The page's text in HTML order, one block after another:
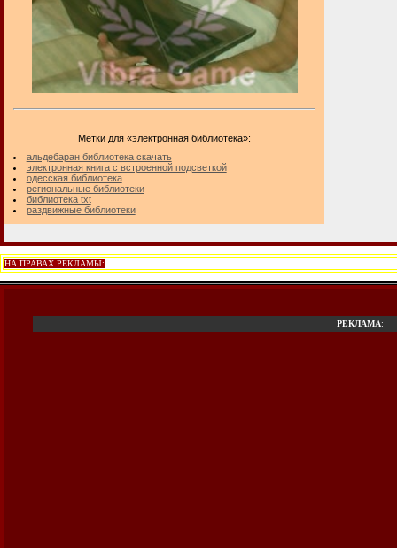
Метки для «электронная библиотека»:
альдебаран библиотека скачать
электронная книга с встроенной подсветкой
одесская библиотека
региональные библиотеки
библиотека txt
раздвижные библиотеки
НА ПРАВАХ РЕКЛАМЫ:
РЕКЛАМА: